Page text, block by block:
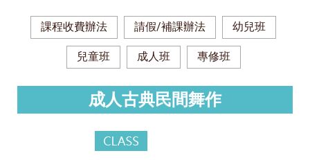
課程收費辦法 請假/補課辦法 幼兒班
兒童班 成人班 專修班
成人古典民間舞作